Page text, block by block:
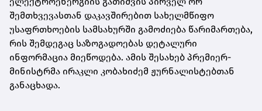
შემთხვევასთან დაკავშირებით სახელმწიფო
უსაფრთხოების სამსახურში გამოძიება წარიმართება,
რის შემდეგაც საზოგადოებას დეტალური
ინფორმაცია მიეწოდება. ამის შესახებ პრემიერ-
მინისტრმა ირაკლი კობახიძემ ჟურნალისტებთან
განაცხადა.